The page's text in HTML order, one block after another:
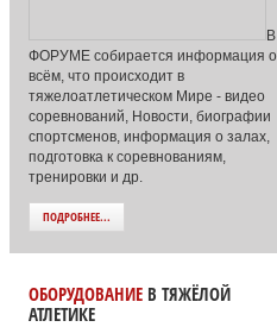
В
ФОРУМЕ собирается информация о
всём, что происходит в
тяжелоатлетическом Мире - видео
соревнований, Новости, биографии
спортсменов, информация о залах,
подготовка к соревнованиям,
тренировки и др.
ПОДРОБНЕЕ...
ОБОРУДОВАНИЕ В ТЯЖЁЛОЙ
АТЛЕТИКЕ